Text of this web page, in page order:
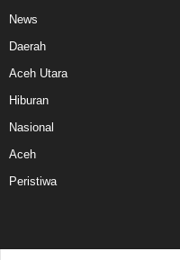
News
Daerah
Aceh Utara
Hiburan
Nasional
Aceh
Peristiwa